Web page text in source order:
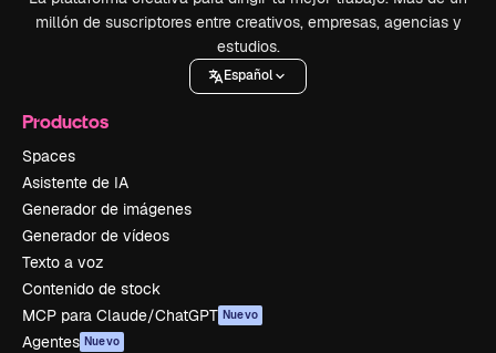
millón de suscriptores entre creativos, empresas, agencias y
estudios.
Español
Productos
Spaces
Asistente de IA
Generador de imágenes
Generador de vídeos
Texto a voz
Contenido de stock
MCP para Claude/ChatGPT Nuevo
Agentes Nuevo